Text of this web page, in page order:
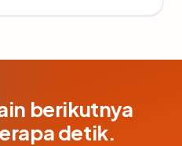
berikutnya
detik.